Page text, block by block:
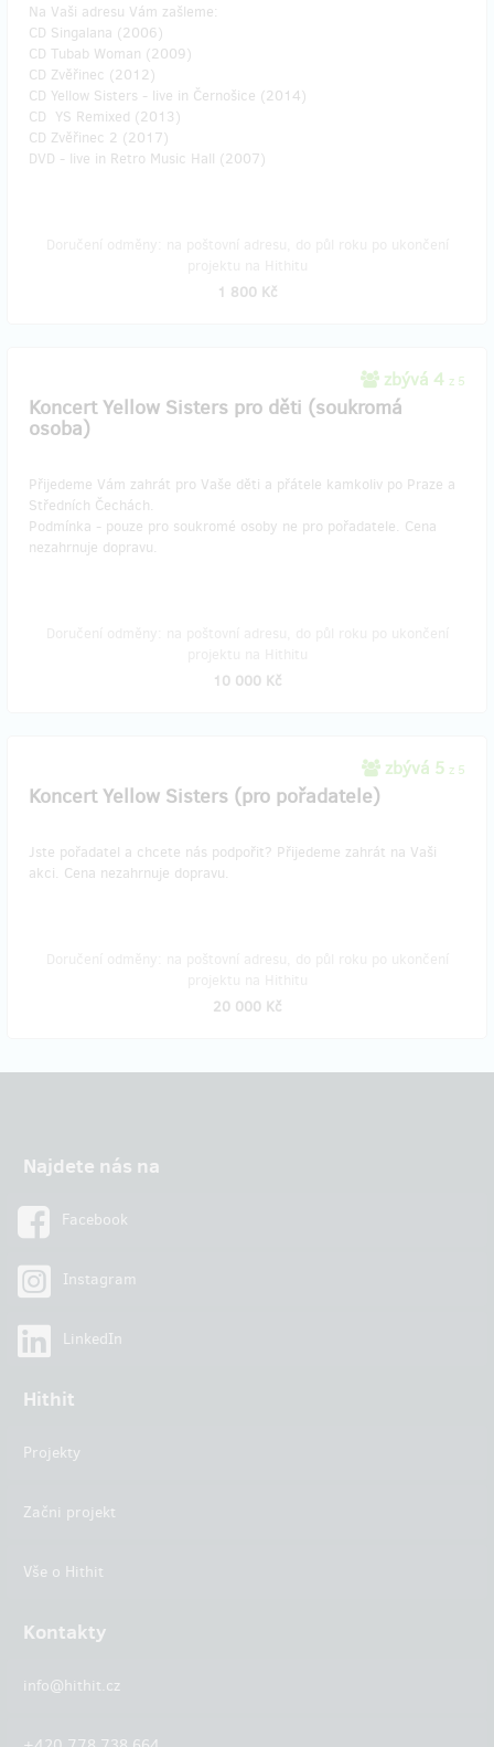
Na Vaši adresu Vám zašleme:
CD Singalana (2006)
CD Tubab Woman (2009)
CD Zvěřinec (2012)
CD Yellow Sisters - live in Černošice (2014)
CD YS Remixed (2013)
CD Zvěřinec 2 (2017)
DVD - live in Retro Music Hall (2007)
1 800 Kč
zbývá 4 z 5
Koncert Yellow Sisters pro děti (soukromá
osoba)
Přijedeme Vám zahrát pro Vaše děti a přátele kamkoliv po Praze a
Středních Čechách.
Podmínka - pouze pro soukromé osoby ne pro pořadatele. Cena
nezahrnuje dopravu.
10 000 Kč
zbývá 5 z 5
Koncert Yellow Sisters (pro pořadatele)
Jste pořadatel a chcete nás podpořit? Přijedeme zahrát na Vaši
akci. Cena nezahrnuje dopravu.
20 000 Kč
Najdete nás na
Facebook
Instagram
LinkedIn
Hithit
Projekty
Začni projekt
Vše o Hithit
Kontakty
info@hithit.cz